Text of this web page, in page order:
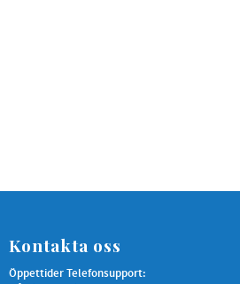
Kontakta oss
Öppettider Telefonsupport: